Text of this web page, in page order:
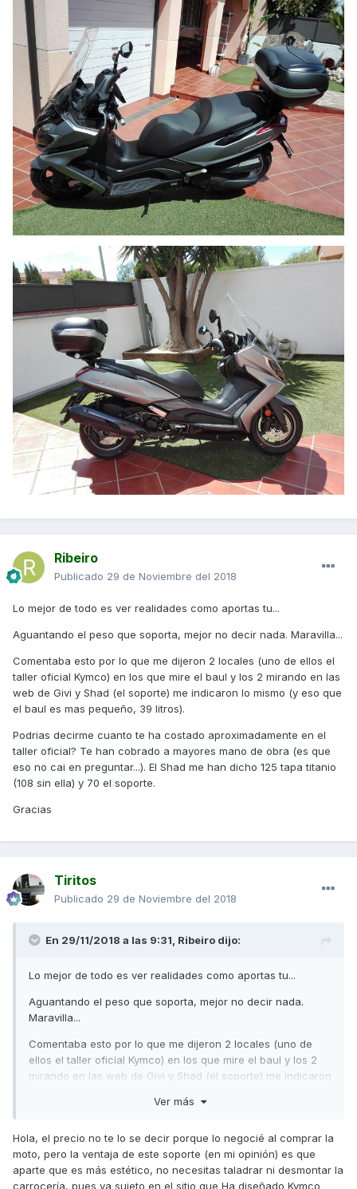
vbT1ftCag8nIeCeT8d6tp3KuJCzFnoaAhwEEALw_wcB
El motivo es el viaje que me dare a Sevilla antes de
Navidades y la idea es ir todo por la antigua ruta de la plata.
Muchas gracias de antemano.
Un saludo
Ribeiro
Publicado 29 de Noviembre del 2018
Lo mejor de todo es ver realidades como aportas tu...
Aguantando el peso que soporta, mejor no decir nada. Maravilla...
Comentaba esto por lo que me dijeron 2 locales (uno de ellos el
taller oficial Kymco) en los que mire el baul y los 2 mirando en las
web de Givi y Shad (el soporte) me indicaron lo mismo (y eso que
el baul es mas pequeño, 39 litros).
Podrias decirme cuanto te ha costado aproximadamente en el
taller oficial? Te han cobrado a mayores mano de obra (es que
eso no cai en preguntar...). El Shad me han dicho 125 tapa titanio
(108 sin ella) y 70 el soporte.
Gracias
Tiritos
Publicado 29 de Noviembre del 2018
En 29/11/2018 a las 9:31, Ribeiro dijo:
Lo mejor de todo es ver realidades como aportas tu...
Aguantando el peso que soporta, mejor no decir nada.
Maravilla...
Comentaba esto por lo que me dijeron 2 locales (uno de
ellos el taller oficial Kymco) en los que mire el baul y los 2
mirando en las web de Givi y Shad (el soporte) me indicaron
el taller oficial? Te han cobrado a mayores mano de obra
(es que eso no cai en preguntar...). El Shad me han dicho
125 tapa titanio (108 sin ella) y 70 el soporte.
Ver más
Hola, el precio no te lo se decir porque lo negocié al comprar la
moto, pero la ventaja de este soporte (en mi opinión) es que
aparte que es más estético, no necesitas taladrar ni desmontar la
carrocería, pues va sujeto en el sitio que Ha diseñado Kymco